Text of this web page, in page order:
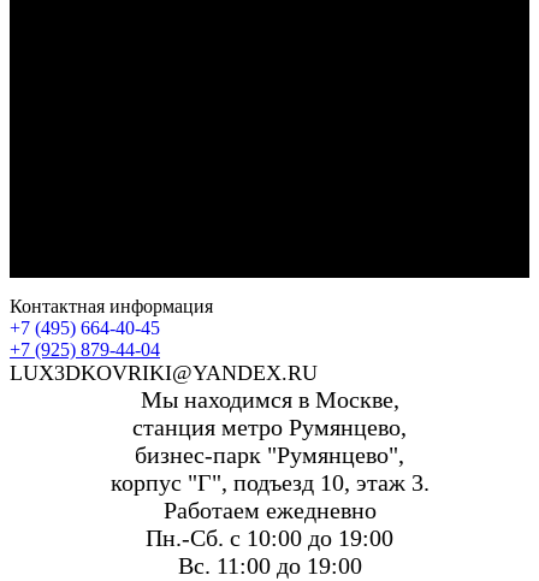
Контактная информация
+7 (495) 664-40-45
+7 (925) 879-44-04
LUX3DKOVRIKI@YANDEX.RU
Мы находимся в Москве,
станция метро Румянцево,
бизнес-парк "Румянцево",
корпус "Г", подъезд 10, этаж 3.
Работаем ежедневно
Пн.-Сб. с 10:00 до 19:00
Вс. 11:00 до 19:00